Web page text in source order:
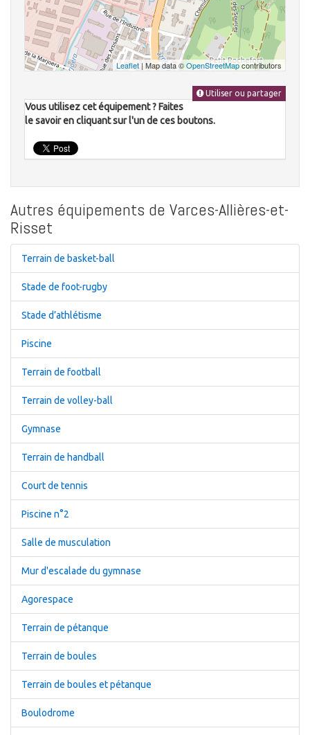
Leaflet| Map data ©OpenStreetMapcontributors
Utiliser ou partager
Vous utilisez cet équipement ? Faites
le savoir en cliquant sur l'un de ces boutons.
Autres équipements de Varces-Allières-et-
Risset
Terrain de basket-ball
Stade de foot-rugby
Stade d’athlétisme
Piscine
Terrain de football
Terrain de volley-ball
Gymnase
Terrain de handball
Court de tennis
Piscine n°2
Salle de musculation
Mur d'escalade du gymnase
Agorespace
Terrain de pétanque
Terrain de boules
Terrain de boules et pétanque
Boulodrome